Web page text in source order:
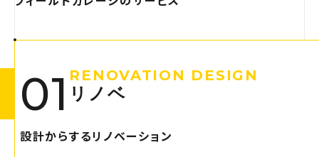
01 RENOVATION DESIGN
リノベ
設計からするリノベーション